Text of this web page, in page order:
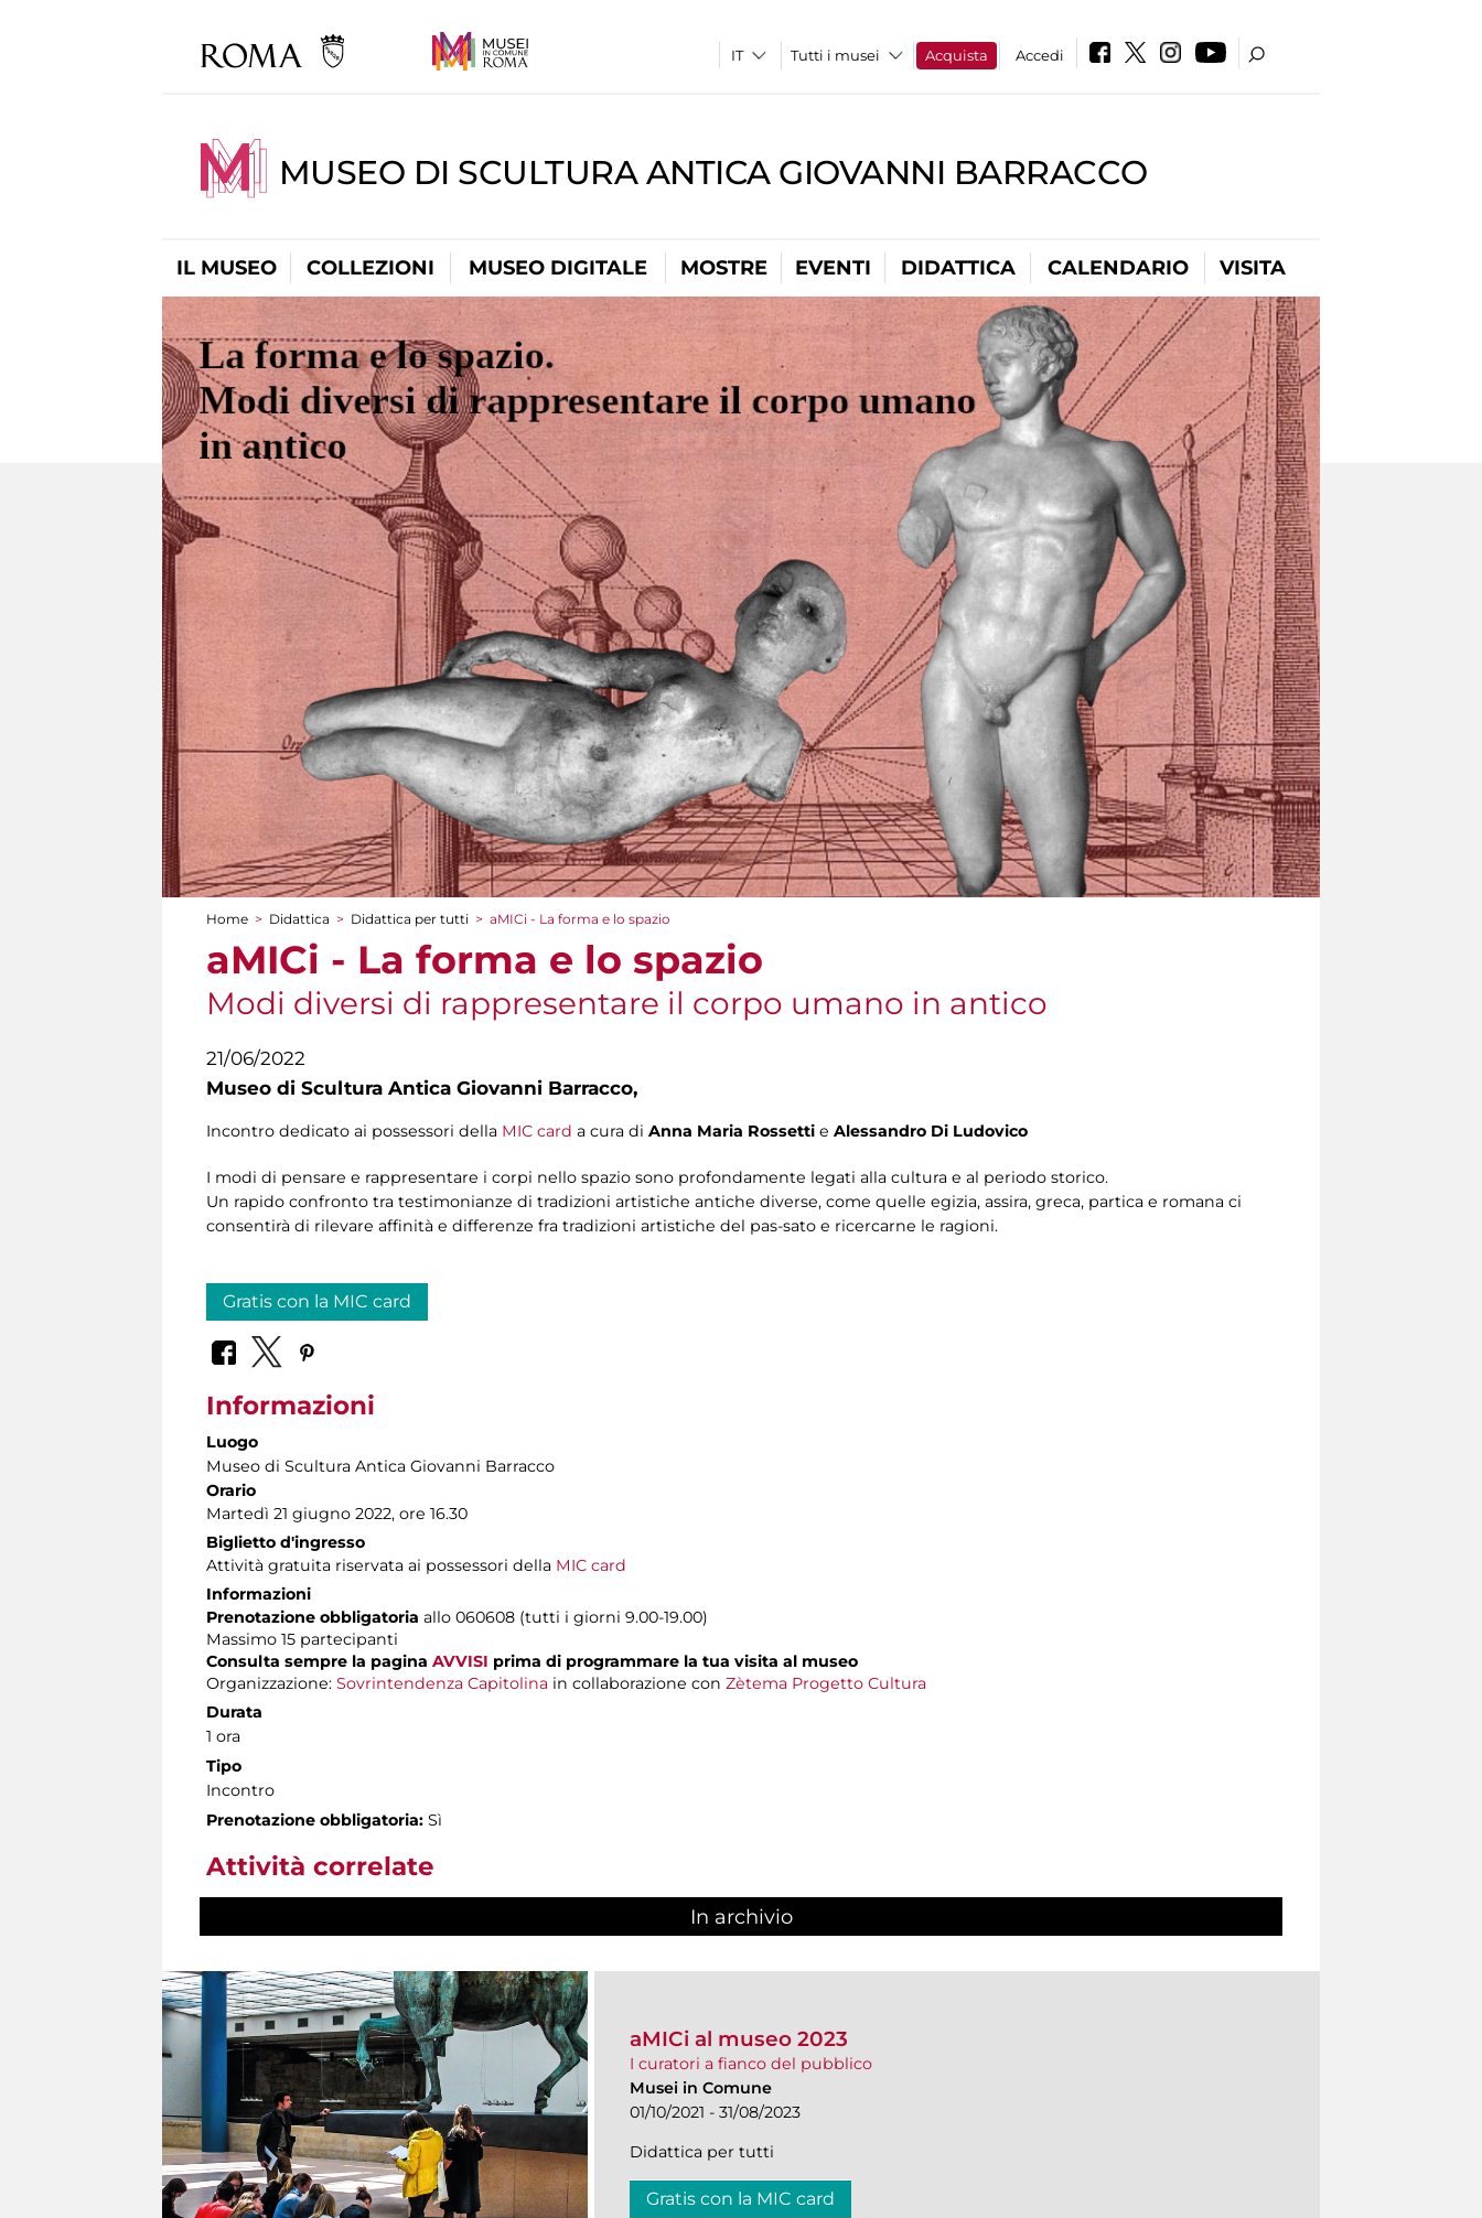
Tutti i musei Acquista Accedi
MUSEO DI SCULTURA ANTICA GIOVANNI BARRACCO
IL MUSEO COLLEZIONI MUSEO DIGITALE MOSTRE EVENTI DIDATTICA CALENDARIO VISITA
Tu sei qui
Home > Didattica > Didattica per tutti > aMICi - La forma e lo spazio
aMICi - La forma e lo spazio
Modi diversi di rappresentare il corpo umano in antico
21/06/2022
Museo di Scultura Antica Giovanni Barracco,
Incontro dedicato ai possessori della MIC card a cura di Anna Maria Rossetti e Alessandro Di Ludovico
I modi di pensare e rappresentare i corpi nello spazio sono profondamente legati alla cultura e al periodo storico.
Un rapido confronto tra testimonianze di tradizioni artistiche antiche diverse, come quelle egizia, assira, greca, partica e romana ci
consentirà di rilevare affinità e differenze fra tradizioni artistiche del pas-sato e ricercarne le ragioni.
Gratis con la MIC card
Informazioni
Luogo
Museo di Scultura Antica Giovanni Barracco
Orario
Martedì 21 giugno 2022, ore 16.30
Biglietto d'ingresso
Attività gratuita riservata ai possessori della MIC card
Informazioni
Prenotazione obbligatoria allo 060608 (tutti i giorni 9.00-19.00)
Massimo 15 partecipanti
Consulta sempre la pagina AVVISI prima di programmare la tua visita al museo
Organizzazione: Sovrintendenza Capitolina in collaborazione con Zètema Progetto Cultura
Durata
1 ora
Tipo
Incontro
Prenotazione obbligatoria: Sì
Attività correlate
In archivio
aMICi al museo 2023
I curatori a fianco del pubblico
Musei in Comune
01/10/2021 - 31/08/2023
Didattica per tutti
Gratis con la MIC card